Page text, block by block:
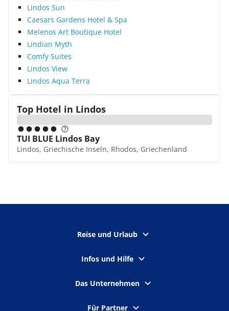
Lindos Sun
Caesars Gardens Hotel & Spa
Melenos Art Boutique Hotel
Lindian Myth
Comfy Suites
Lindos View
Lindos Aqua Terra
Top Hotel in Lindos
TUI BLUE Lindos Bay
Lindos, Griechische Inseln, Rhodos, Griechenland
Reise und Urlaub
Infos und Hilfe
Das Unternehmen
Für Partner